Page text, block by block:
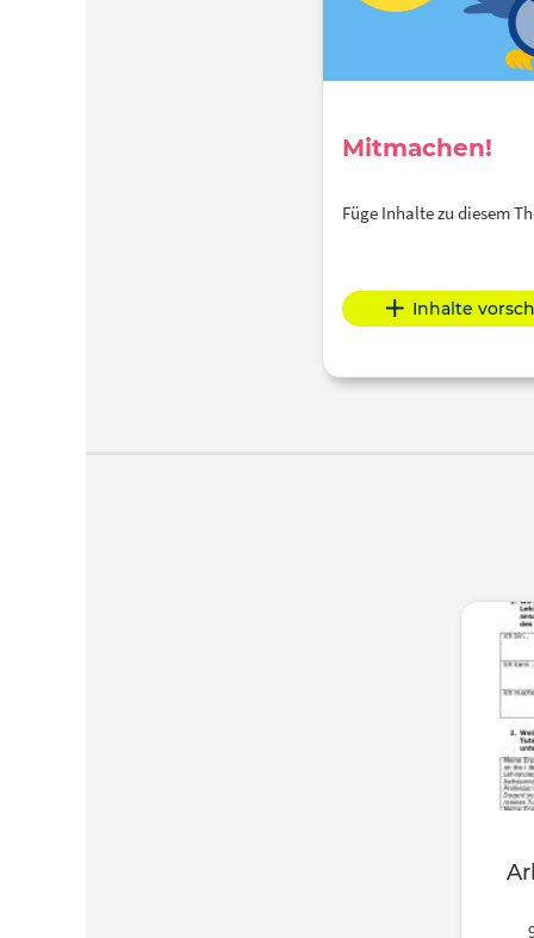
Mitmachen!
Füge Inhalte zu diesem
Inhalte